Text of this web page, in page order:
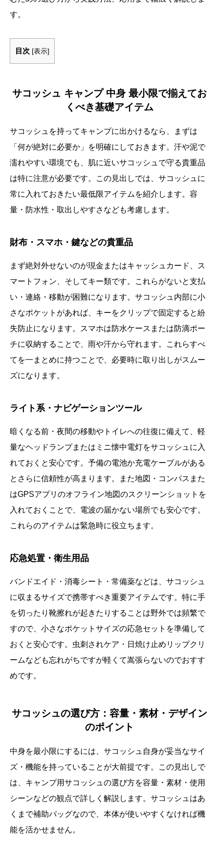
す。
目次 [表示]
サコッシュ キャンプ 中身 最小限で揃えてお
くべき基礎アイテム
サコッシュを持ってキャンプに出かけるなら、まずは
「何が絶対に必要か」を明確にしておきます。汗や泥で
濡れやすい環境でも、肌に近いサコッシュで守る貴重品
は特に注意が必要です。この見出しでは、サコッシュに
常に入れておきたい最低限アイテムを紹介します。容
量・防水性・取出しやすさなども考慮します。
財布・スマホ・鍵などの貴重品
まず絶対外せないのが現金またはキャッシュカード、ス
マートフォン、そしてキー類です。これらがないと支払
い・連絡・移動が困難になります。サコッシュ内部に小
さなポケットがあれば、キーをクリップで固定すると紛
失防止になります。スマホは防水ケースまたは防滴ポー
チに収納することで、雨や汗から守れます。これらすべ
てを一まとめに持つことで、必要時に取り出しがスムー
ズになります。
ライト系・ナビゲーションツール
暗くなる前・夜間の移動やトイレへの往復に備えて、軽
量なヘッドランプまたはミニ懐中電灯をサコッシュに入
れておくと安心です。予備の電池か充電ケーブルがある
とさらに信頼性が高まります。また地図・コンパスまた
はGPSアプリのオフライン地図のスクリーンショットを
入れておくことで、電波の届かない場所でも安心です。
これらのアイテムは緊急時に役立ちます。
応急処置・衛生用品
バンドエイド・消毒シート・常備薬などは、サコッシュ
に収まるサイズで携帯すべき重要アイテムです。特に手
を切ったり靴擦れが起きたりすることは野外では頻繁で
すので、小さなポケットサイズの応急セットを準備して
おくと安心です。虫刺されケア・日焼け止めリップクリ
ームなども忘れがちですが軽くて嵩張らないのでおすす
めです。
サコッシュの選び方：容量・素材・デザイン
のポイント
中身を最小限にするには、サコッシュ自身が妥当なサイ
ズ・機能を持っていることが大前提です。この見出しで
は、キャンプ用サコッシュの選び方を容量・素材・使用
シーンなどの観点で詳しく解説します。サコッシュはあ
くまで補助バッグなので、本体が使いやすくなければ機
能を活かせません。